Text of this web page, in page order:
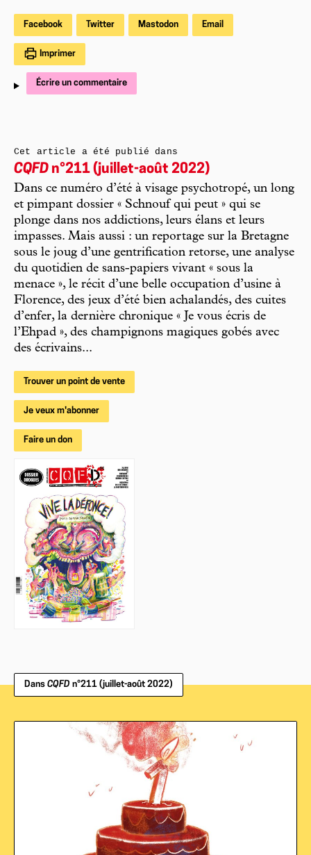
Facebook Twitter Mastodon Email
Imprimer
Écrire un commentaire
Cet article a été publié dans
CQFD n°211 (juillet-août 2022)
Dans ce numéro d’été à visage psychotropé, un long
et pimpant dossier « Schnouf qui peut » qui se
plonge dans nos addictions, leurs élans et leurs
impasses. Mais aussi : un reportage sur la Bretagne
sous le joug d’une gentrification retorse, une analyse
du quotidien de sans-papiers vivant « sous la
menace », le récit d’une belle occupation d’usine à
Florence, des jeux d’été bien achalandés, des cuites
d’enfer, la dernière chronique « Je vous écris de
l’Ehpad », des champignons magiques gobés avec
des écrivains...
Trouver un point de vente
Je veux m'abonner
Faire un don
Dans CQFD n°211 (juillet-août 2022)